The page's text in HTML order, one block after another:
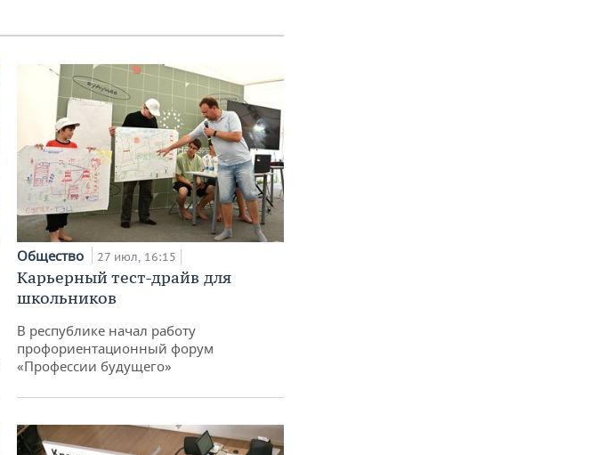
Общество 27 июл, 16:15
Карьерный тест-драйв для
школьников
В республике начал работу
профориентационный форум
«Профессии будущего»